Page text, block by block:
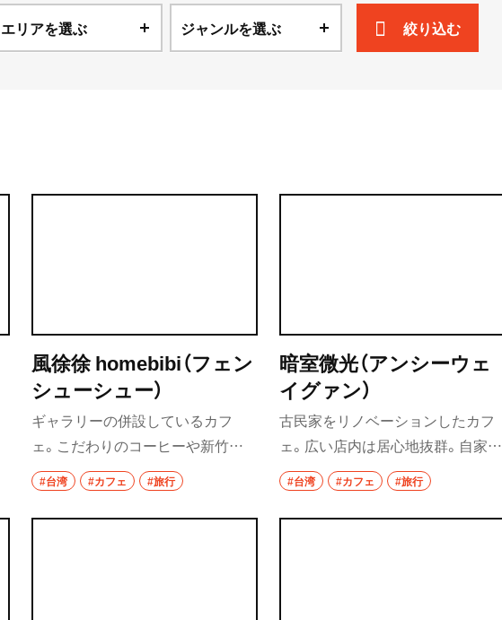
エリアを選ぶ
宮城県
茨城県
つくば
栃木県
ジャンルを選ぶ
散歩コース
コーヒー
ラーメン・つけ麺
ラーメン
グルメ
モーニング
絞り込む
風徐徐 homebibi（フェン
シューシュー）
ギャラリーの併設しているカフ
ェ。こだわりのコーヒーや新竹名
物の貢丸をつかったホットドック
など、メニューも充実している。
#台湾 #カフェ #旅行
暗室微光（アンシーウェ
イグァン）
古民家をリノベーションしたカフ
ェ。広い店内は居心地抜群。自家焙
煎のコーヒーを味わえる。
#台湾 #カフェ #旅行